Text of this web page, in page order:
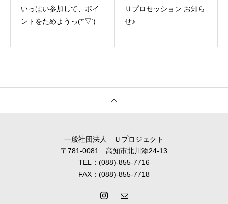
いっぱい参加して、ポイ
ントをためようっ(*’▽’)
Ｕプロセッション お知ら
せ♪
一般社団法人 Ｕプロジェクト
〒781-0081 高知市北川添24-13
TEL：(088)-855-7716
FAX：(088)-855-7718